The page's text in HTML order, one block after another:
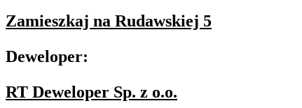
Zamieszkaj na Rudawskiej 5
Deweloper:
RT Deweloper Sp. z o.o.